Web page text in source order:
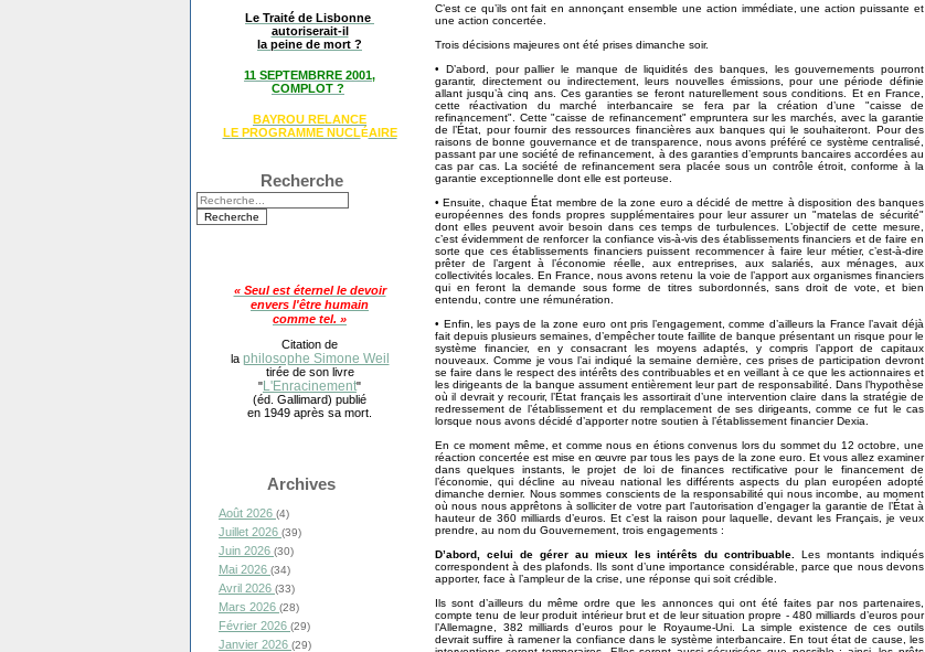
Le Traité de Lisbonne
autoriserait-il
la peine de mort ?
11 SEPTEMBRRE 2001,
COMPLOT ?
BAYROU RELANCE
LE PROGRAMME NUCLÉAIRE
Recherche
« Seul est éternel le devoir
envers l'être humain
comme tel. »
Citation de
la philosophe Simone Weil
tirée de son livre
"L'Enracinement"
(éd. Gallimard) publié
en 1949 après sa mort.
Archives
Août 2026 (4)
Juillet 2026 (39)
Juin 2026 (30)
Mai 2026 (34)
Avril 2026 (33)
Mars 2026 (28)
Février 2026 (29)
Janvier 2026 (29)
C’est ce qu’ils ont fait en annonçant ensemble une action immédiate, une action puissante et
une action concertée.
Trois décisions majeures ont été prises dimanche soir.
• D’abord, pour pallier le manque de liquidités des banques, les gouvernements pourront
garantir, directement ou indirectement, leurs nouvelles émissions, pour une période définie
allant jusqu’à cinq ans. Ces garanties se feront naturellement sous conditions. Et en France,
cette réactivation du marché interbancaire se fera par la création d’une "caisse de
refinancement". Cette "caisse de refinancement" empruntera sur les marchés, avec la garantie
de l’État, pour fournir des ressources financières aux banques qui le souhaiteront. Pour des
raisons de bonne gouvernance et de transparence, nous avons préféré ce système centralisé,
passant par une société de refinancement, à des garanties d’emprunts bancaires accordées au
cas par cas. La société de refinancement sera placée sous un contrôle étroit, conforme à la
garantie exceptionnelle dont elle est porteuse.
• Ensuite, chaque État membre de la zone euro a décidé de mettre à disposition des banques
européennes des fonds propres supplémentaires pour leur assurer un "matelas de sécurité"
dont elles peuvent avoir besoin dans ces temps de turbulences. L’objectif de cette mesure,
c’est évidemment de renforcer la confiance vis-à-vis des établissements financiers et de faire en
sorte que ces établissements financiers puissent recommencer à faire leur métier, c’est-à-dire
prêter de l’argent à l’économie réelle, aux entreprises, aux salariés, aux ménages, aux
collectivités locales. En France, nous avons retenu la voie de l’apport aux organismes financiers
qui en feront la demande sous forme de titres subordonnés, sans droit de vote, et bien
entendu, contre une rémunération.
• Enfin, les pays de la zone euro ont pris l’engagement, comme d’ailleurs la France l’avait déjà
fait depuis plusieurs semaines, d’empêcher toute faillite de banque présentant un risque pour le
système financier, en y consacrant les moyens adaptés, y compris l’apport de capitaux
nouveaux. Comme je vous l’ai indiqué la semaine dernière, ces prises de participation devront
se faire dans le respect des intérêts des contribuables et en veillant à ce que les actionnaires et
les dirigeants de la banque assument entièrement leur part de responsabilité. Dans l’hypothèse
où il devrait y recourir, l’État français les assortirait d’une intervention claire dans la stratégie de
redressement de l’établissement et du remplacement de ses dirigeants, comme ce fut le cas
lorsque nous avons décidé d’apporter notre soutien à l’établissement financier Dexia.
En ce moment même, et comme nous en étions convenus lors du sommet du 12 octobre, une
réaction concertée est mise en œuvre par tous les pays de la zone euro. Et vous allez examiner
dans quelques instants, le projet de loi de finances rectificative pour le financement de
l’économie, qui décline au niveau national les différents aspects du plan européen adopté
dimanche dernier. Nous sommes conscients de la responsabilité qui nous incombe, au moment
où nous nous apprêtons à solliciter de votre part l’autorisation d’engager la garantie de l’État à
hauteur de 360 milliards d’euros. Et c’est la raison pour laquelle, devant les Français, je veux
prendre, au nom du Gouvernement, trois engagements :
D’abord, celui de gérer au mieux les intérêts du contribuable.
Les montants indiqués
correspondent à des plafonds. Ils sont d’une importance considérable, parce que nous devons
apporter, face à l’ampleur de la crise, une réponse qui soit crédible.
Ils sont d’ailleurs du même ordre que les annonces qui ont été faites par nos partenaires,
compte tenu de leur produit intérieur brut et de leur situation propre - 480 milliards d’euros pour
l’Allemagne, 382 milliards d’euros pour le Royaume-Uni. La simple existence de ces outils
devrait suffire à ramener la confiance dans le système interbancaire. En tout état de cause, les